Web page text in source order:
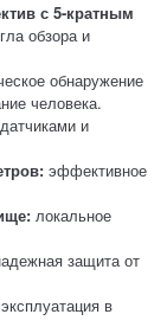
с 5-кратным
обзора и
обнаружение
человека.
и
эффективное
локальное
защита от
эксплуатация в